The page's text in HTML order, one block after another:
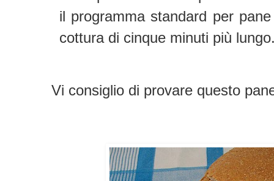
il programma standard per
cottura di cinque minuti più
Vi consiglio di provare questo